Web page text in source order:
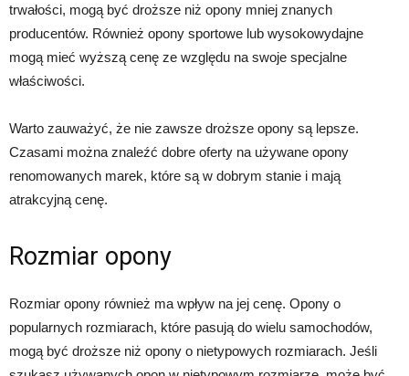
trwałości, mogą być droższe niż opony mniej znanych
producentów. Również opony sportowe lub wysokowydajne
mogą mieć wyższą cenę ze względu na swoje specjalne
właściwości.
Warto zauważyć, że nie zawsze droższe opony są lepsze.
Czasami można znaleźć dobre oferty na używane opony
renomowanych marek, które są w dobrym stanie i mają
atrakcyjną cenę.
Rozmiar opony
Rozmiar opony również ma wpływ na jej cenę. Opony o
popularnych rozmiarach, które pasują do wielu samochodów,
mogą być droższe niż opony o nietypowych rozmiarach. Jeśli